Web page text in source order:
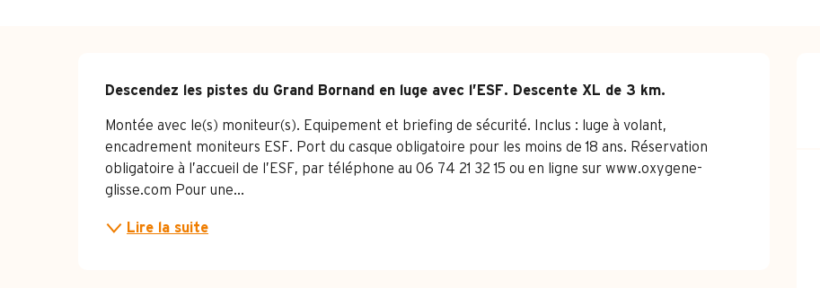
Description
Descendez les pistes du Grand Bornand en luge avec l’ESF. Descente XL de 3 km.
Montée avec le(s) moniteur(s). Equipement et briefing de sécurité. Inclus : luge à volant,
encadrement moniteurs ESF. Port du casque obligatoire pour les moins de 18 ans. Réservation
obligatoire à l’accueil de l’ESF, par téléphone au 06 74 21 32 15 ou en ligne sur www.oxygene-
glisse.com Pour une...
Lire la suite